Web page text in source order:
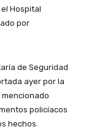
Hospital
por
de Seguridad
ayer por la
policíacos
hechos.